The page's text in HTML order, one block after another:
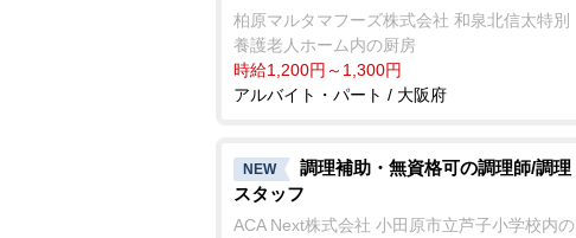
柏原マルタマフーズ株式会社 和泉北信太特別
養護老人ホーム内の厨房
時給1,200円～1,300円
アルバイト・パート / 大阪府
NEW
調理補助・無資格可の調理師/調理
スタッフ
ACA Next株式会社 小田原市立芦子小学校内の